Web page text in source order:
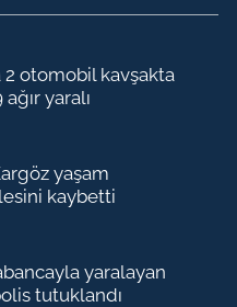
2 otomobil kavşakta
ağır yaralı
yaşam
kaybetti
yaralayan
tutuklandı